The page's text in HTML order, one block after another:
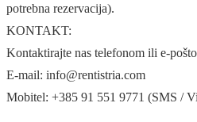
potrebna rezervacija).
KONTAKT:
Kontaktirajte nas telefonom ili e-
E-mail: info@rentistria.com
Mobitel: +385 91 551 9771 (SMS /